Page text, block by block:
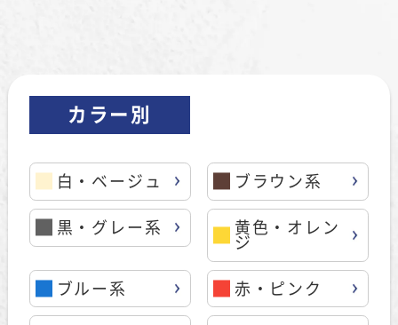
カラー別
白・ベージュ ブラウン系
黒・グレー系
黄色・オレン
ジ
ブルー系 赤・ピンク